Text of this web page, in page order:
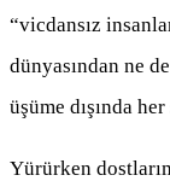
“vicdansız
dünyasından ne
üşüme dışında
Yürürken